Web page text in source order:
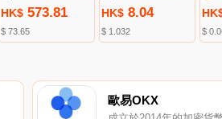
HK$ 573.81
$ 73.65
HK$ 8.04
$ 1.032 $
歐易OKX